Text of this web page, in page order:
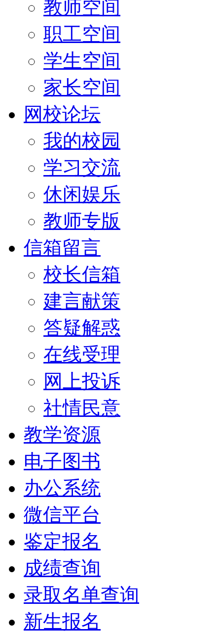
教师空间
职工空间
学生空间
家长空间
网校论坛
我的校园
学习交流
休闲娱乐
教师专版
信箱留言
校长信箱
建言献策
答疑解惑
在线受理
网上投诉
社情民意
教学资源
电子图书
办公系统
微信平台
鉴定报名
成绩查询
录取名单查询
新生报名